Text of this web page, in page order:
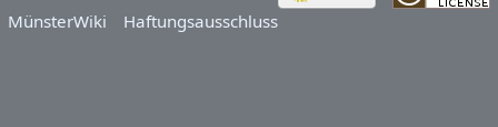
MünsterWiki
Haftungsausschluss